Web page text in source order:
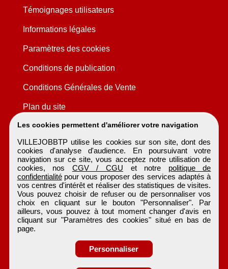
Les cookies permettent d'améliorer votre navigation
VILLEJOBBTP utilise les cookies sur son site, dont des
cookies d'analyse d'audience. En poursuivant votre
navigation sur ce site, vous acceptez notre utilisation de
cookies, nos CGV / CGU et notre politique de
confidentialitépour vous proposer des services adaptés à
vos centres d'intérêt et réaliser des statistiques de visites.
Vous pouvez choisir de refuser ou de personnaliser vos
choix en cliquant sur le bouton "Personnaliser". Par
ailleurs, vous pouvez à tout moment changer d'avis en
cliquant sur "Paramètres des cookies" situé en bas de
page.
Personnaliser
Témoignages utilisateurs
Informations légales
Paramètres des cookies
Conditions de publication
Conditions Générales de Vente
Plan du site